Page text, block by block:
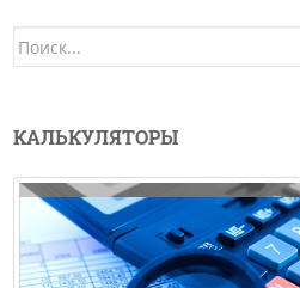
Поиск
КАЛЬКУЛЯТОРЫ